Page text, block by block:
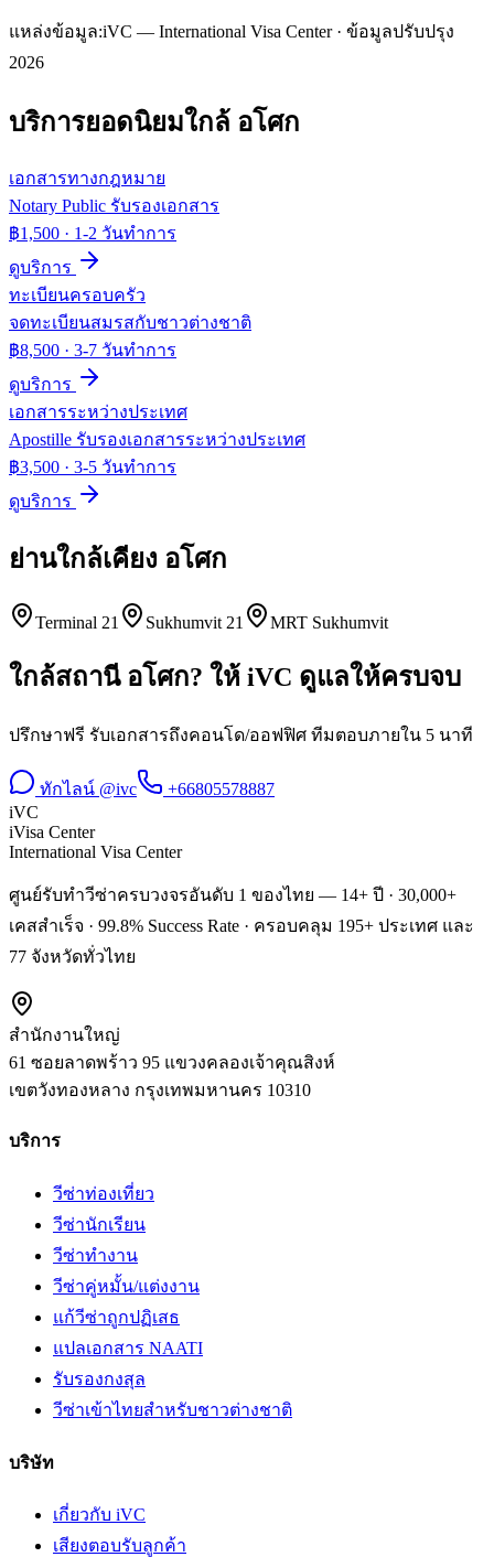
แหล่งข้อมูล:iVC — International Visa Center · ข้อมูลปรับปรุง
2026
บริการยอดนิยมใกล้ อโศก
เอกสารทางกฎหมาย
Notary Public รับรองเอกสาร
฿1,500 · 1-2 วันทำการ
ดูบริการ
ทะเบียนครอบครัว
จดทะเบียนสมรสกับชาวต่างชาติ
฿8,500 · 3-7 วันทำการ
ดูบริการ
เอกสารระหว่างประเทศ
Apostille รับรองเอกสารระหว่างประเทศ
฿3,500 · 3-5 วันทำการ
ดูบริการ
ย่านใกล้เคียง อโศก
Terminal 21 Sukhumvit 21 MRT Sukhumvit
ใกล้สถานี อโศก? ให้ iVC ดูแลให้ครบจบ
ปรึกษาฟรี รับเอกสารถึงคอนโด/ออฟฟิศ ทีมตอบภายใน 5 นาที
ทักไลน์ @ivc
+66805578887
iVC
iVisa Center
International Visa Center
ศูนย์รับทำวีซ่าครบวงจรอันดับ 1 ของไทย — 14+ ปี · 30,000+
เคสสำเร็จ · 99.8% Success Rate · ครอบคลุม 195+ ประเทศ และ
77 จังหวัดทั่วไทย
สำนักงานใหญ่
61 ซอยลาดพร้าว 95 แขวงคลองเจ้าคุณสิงห์
เขตวังทองหลาง กรุงเทพมหานคร 10310
บริการ
วีซ่าท่องเที่ยว
วีซ่านักเรียน
วีซ่าทำงาน
วีซ่าคู่หมั้น/แต่งงาน
แก้วีซ่าถูกปฏิเสธ
แปลเอกสาร NAATI
รับรองกงสุล
วีซ่าเข้าไทยสำหรับชาวต่างชาติ
บริษัท
เกี่ยวกับ iVC
เสียงตอบรับลูกค้า